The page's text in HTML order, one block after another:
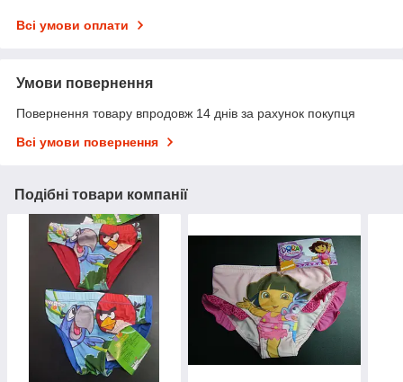
Всі умови оплати
Умови повернення
Повернення товару впродовж 14 днів за рахунок покупця
Всі умови повернення
Подібні товари компанії